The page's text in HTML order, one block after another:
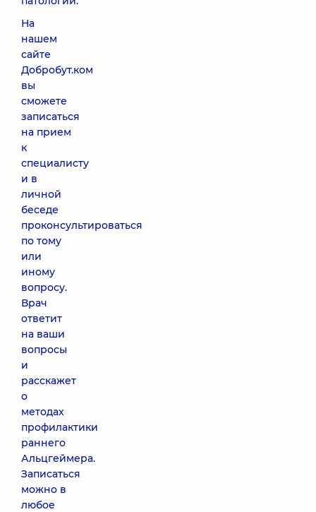
На
нашем
сайте
Добробут.ком
вы
сможете
записаться
на прием
к
специалисту
и в
личной
беседе
проконсультироваться
по тому
или
иному
вопросу.
Врач
ответит
на ваши
вопросы
и
расскажет
о
методах
профилактики
раннего
Альцгеймера.
Записаться
можно в
любое